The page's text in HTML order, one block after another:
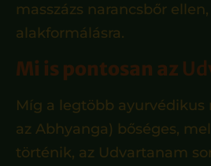
masszázs narancsbőr
alakformálásra.
Mi is pontosan az
Míg a legtöbb ayurvédikus
az Abhyanga) bőséges,
történik, az Udvartanam